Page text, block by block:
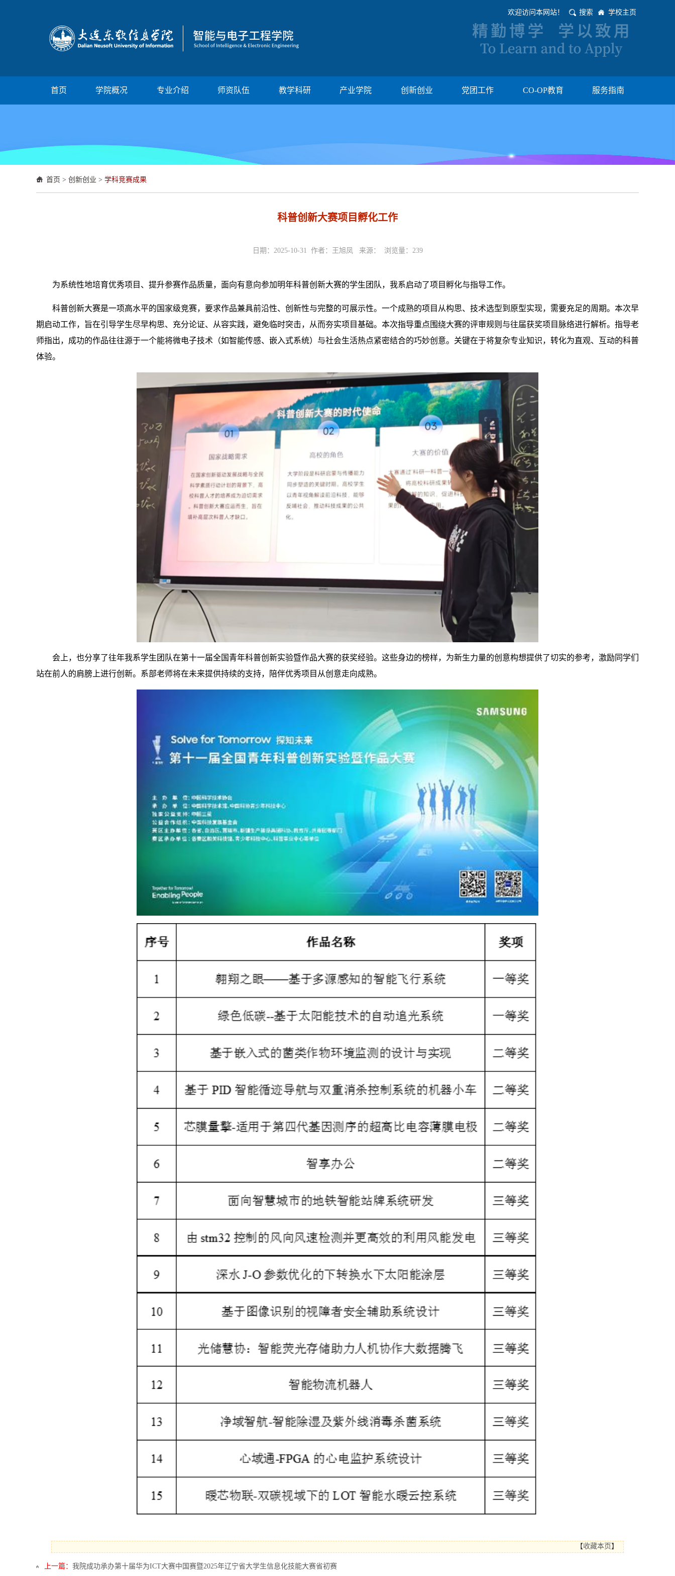
欢迎访问本网站！ 搜索 学校主页
首页 学院概况 专业介绍 师资队伍 教学科研 产业学院 创新创业 党团工作 CO-OP教育 服务指南
首页 > 创新创业 > 学科竞赛成果
科普创新大赛项目孵化工作
日期：2025-10-31 作者：王旭凤 来源： 浏览量： 239
为系统性地培育优秀项目、提升参赛作品质量，面向有意向参加明年科普创新大赛的学生团队，我系启动了项目孵化与指导工作。
科普创新大赛是一项高水平的国家级竞赛，要求作品兼具前沿性、创新性与完整的可展示性。一个成熟的项目从构思、技术选型到原型实现，需要充足的周期。本次早
期启动工作，旨在引导学生尽早构思、充分论证、从容实践，避免临时突击，从而夯实项目基础。 本次指导重点围绕大赛的评审规则与往届获奖项目脉络进行解析。指导老
师指出，成功的作品往往源于一个能将微电子技术（如智能传感、嵌入式系统）与社会生活热点紧密结合的巧妙创意。关键在于将复杂专业知识，转化为直观、互动的科普
体验。
会上，也分享了往年我系学生团队在第十一届全国青年科普创新实验暨作品大赛的获奖经验。这些身边的榜样，为新生力量的创意构想提供了切实的参考，激励同学们
站在前人的肩膀上进行创新。系部老师将在未来提供持续的支持，陪伴优秀项目从创意走向成熟。
【收藏本页 】
上一篇： 我院成功承办第十届华为ICT大赛中国赛暨2025年辽宁省大学生信息化技能大赛省初赛